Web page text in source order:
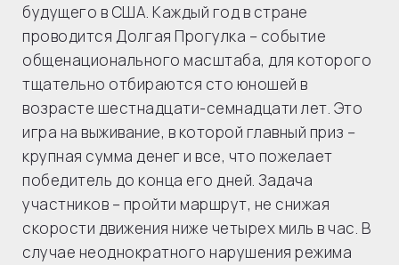
будущего в США. Каждый год в стране
проводится Долгая Прогулка – событие
общенационального масштаба, для которого
тщательно отбираются сто юношей в
возрасте шестнадцати-семнадцати лет. Это
игра на выживание, в которой главный приз –
крупная сумма денег и все, что пожелает
победитель до конца его дней. Задача
участников – пройти маршрут, не снижая
скорости движения ниже четырех миль в час. В
случае неоднократного нарушения режима